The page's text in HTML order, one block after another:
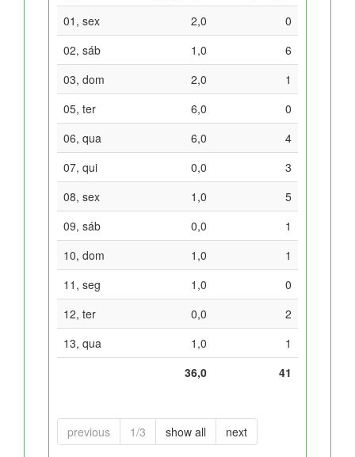
01, sex
2,0
0
02, sáb
1,0
6
03, dom
2,0
1
05, ter
6,0
0
06, qua
6,0
4
07, qui
0,0
3
08, sex
1,0
5
09, sáb
0,0
1
10, dom
1,0
1
11, seg
1,0
0
12, ter
0,0
2
13, qua
1,0
1
36,0
41
previous 1/3 show all next